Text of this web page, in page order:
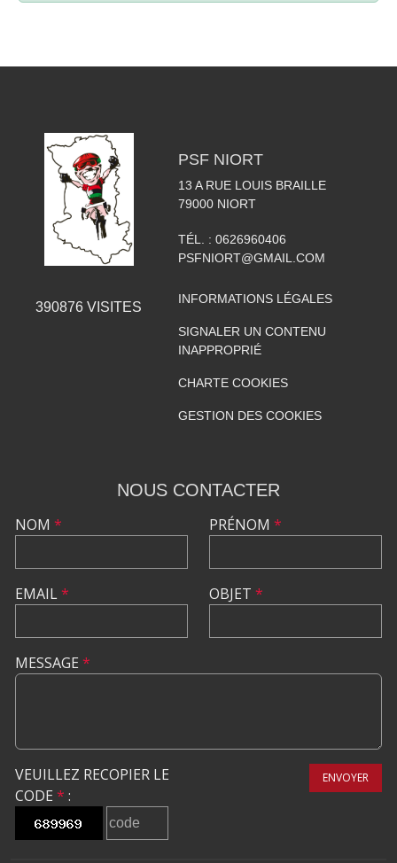
390876 VISITES
PSF NIORT
13 A RUE LOUIS BRAILLE
79000 NIORT
TÉL. : 0626960406
PSFNIORT@GMAIL.COM
INFORMATIONS LÉGALES
SIGNALER UN CONTENU
INAPPROPRIÉ
CHARTE COOKIES
GESTION DES COOKIES
NOUS CONTACTER
NOM *
EMAIL*
PRÉNOM *
OBJET *
MESSAGE *
VEUILLEZ RECOPIER LE
CODE * :
ENVOYER